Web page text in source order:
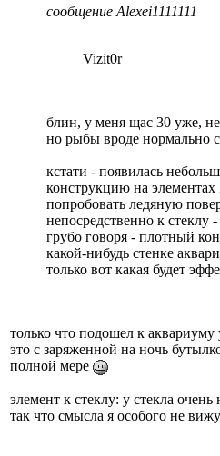
сообщение Alexei1111111
Vizit0r
блин, у меня щас 30 уже,
но рыбы вроде нормально
кстати - появилась
конструкцию на
попробовать ледяную
непосредственно к стеклу -
грубо говоря - плотный
какой-нибудь стенке
только вот какая будет
только что подошел к
это с заряженной на ночь
полной мере
элемент к стеклу: у стекла
так что смысла я особого не